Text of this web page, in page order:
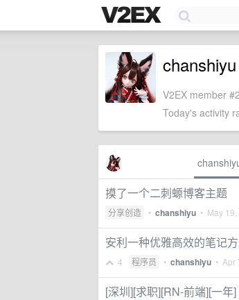
chanshiyu
V2EX member
Today's activity
摸了一个二刺螈博客主题
分享创造 • chanshiyu • May
安利一种优雅高效的笔记
4 程序员 • chanshiyu • Apr
[深圳][求职][RN-前端][一